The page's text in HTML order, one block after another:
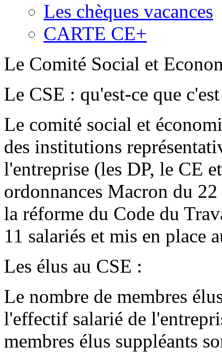
Les chèques vacances
CARTE CE+
Le Comité Social et
Le CSE : qu'est-ce que
Le comité social et
des institutions
l'entreprise (les DP, le CE
ordonnances Macron du
la réforme du Code du
11 salariés et mis en place
Les élus au CSE :
Le nombre de membres
l'effectif salarié de
membres élus suppléants